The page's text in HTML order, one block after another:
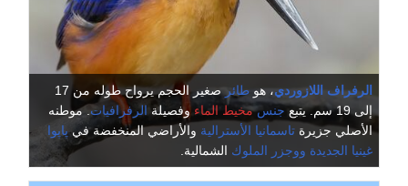
الرفراف اللازوردي، هو طائر
صغير الحجم يرواح طوله من 17
إلى 19 سم. يتبع
جنس مخيط الماء وفصيلة الرفرافيات. موطنه
الأصلي جزيرة تاسمانيا الأسترالية والأراضي المنخفضة فيپاپوا
غينيا الجديدة ووجزر الملوك الشمالية.